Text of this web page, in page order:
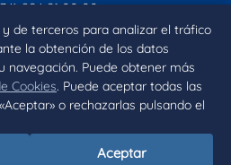
de terceros para analizar el tráfico
la obtención de los datos
navegación. Puede obtener más
Cookies. Puede aceptar todas las
o rechazarlas pulsando el
Aceptar
924 21 00 00
X Instagram
YouTube
de accesibilidad